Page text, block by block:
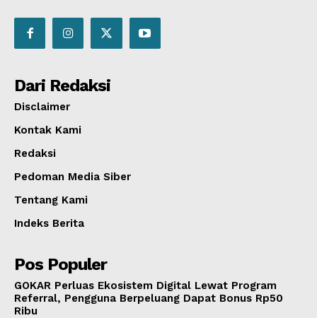
Dari Redaksi
Disclaimer
Kontak Kami
Redaksi
Pedoman Media Siber
Tentang Kami
Indeks Berita
Pos Populer
GOKAR Perluas Ekosistem Digital Lewat Program
Referral, Pengguna Berpeluang Dapat Bonus Rp50
Ribu